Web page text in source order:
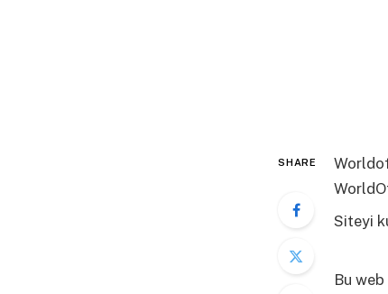
SHARE
Siteyi
Bu